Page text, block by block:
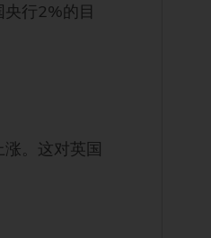
行2%的目
。这对英国